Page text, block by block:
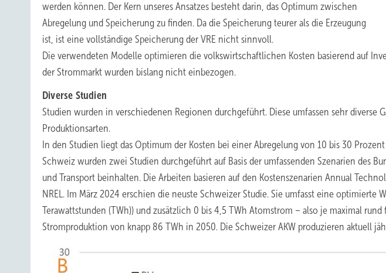
werden können. Der Kern unseres Ansatzes besteht darin, das Optimum zwischen
Abregelung und Speicherung zu finden. Da die Speicherung teurer als die Erzeugung
ist, ist eine vollständige Speicherung der VRE nicht sinnvoll.
Die verwendeten Modelle optimieren die volkswirtschaftlichen Kosten basierend auf
der Strommarkt wurden bislang nicht einbezogen.
Diverse Studien
Studien wurden in verschiedenen Regionen durchgeführt. Diese umfassen sehr diverse
Produktionsarten.
In den Studien liegt das Optimum der Kosten bei einer Abregelung von 10 bis 30
Schweiz wurden zwei Studien durchgeführt auf Basis der umfassenden Szenarien des
und Transport beinhalten. Die Arbeiten basieren auf den Kostenszenarien Annual
NREL. Im März 2024 erschien die neuste Schweizer Studie. Sie umfasst eine optimierte
Terawattstunden (TWh)) und zusätzlich 0 bis 4,5 TWh Atomstrom – also je maximal
Stromproduktion von knapp 86 TWh in 2050. Die Schweizer AKW produzieren aktuell